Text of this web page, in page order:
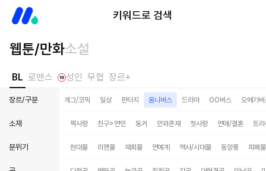
키워드로 검색
웹툰/만화소설
BL 로맨스 성인 무협 장르+
장르/구분
학원/캠퍼스 개그/코믹 일상 판타지 옴니버스 드라마 OO버스 오메가
소재 짝사랑 친구>연인 동거 인외존재 첫사랑 연애/결혼 트
분위기 현대물 리맨물 재회물 연예계 역사/시대물 동양풍 피폐물